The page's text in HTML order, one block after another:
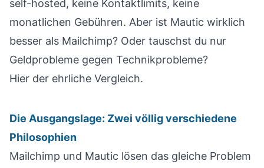
self-hosted, keine Kontaktlimits, keine
monatlichen Gebühren. Aber ist Mautic wirklich
besser als Mailchimp? Oder tauschst du nur
Geldprobleme gegen Technikprobleme?
Hier der ehrliche Vergleich.
Die Ausgangslage: Zwei völlig verschiedene
Philosophien
Mailchimp und Mautic lösen das gleiche Problem